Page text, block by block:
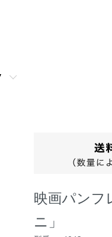
映画パンフ
ニ」